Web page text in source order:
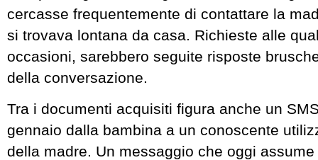
cercasse frequentemente di contattare la
si trovava lontana da casa. Richieste alle
occasioni, sarebbero seguite risposte
della conversazione.
Tra i documenti acquisiti figura anche un
gennaio dalla bambina a un conoscente
della madre. Un messaggio che oggi